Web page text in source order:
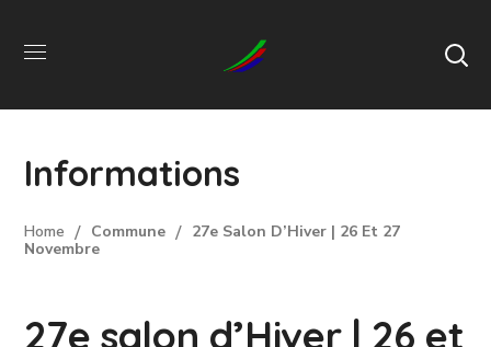
Informations
Home Commune
27e Salon D’Hiver | 26 Et 27
Novembre
27e salon d’Hiver | 26 et